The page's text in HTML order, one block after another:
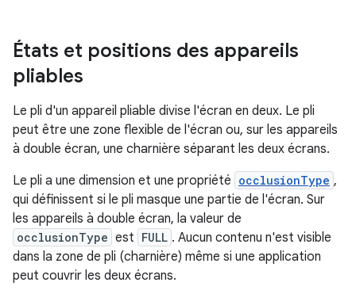
États et positions des appareils
pliables
Le pli d'un appareil pliable divise l'écran en deux. Le pli
peut être une zone flexible de l'écran ou, sur les appareils
à double écran, une charnière séparant les deux écrans.
Le pli a une dimension et une propriété occlusionType ,
qui définissent si le pli masque une partie de l'écran. Sur
les appareils à double écran, la valeur de
occlusionType est FULL . Aucun contenu n'est visible
dans la zone de pli (charnière) même si une application
peut couvrir les deux écrans.